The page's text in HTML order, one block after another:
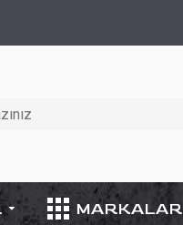
MARKALAR